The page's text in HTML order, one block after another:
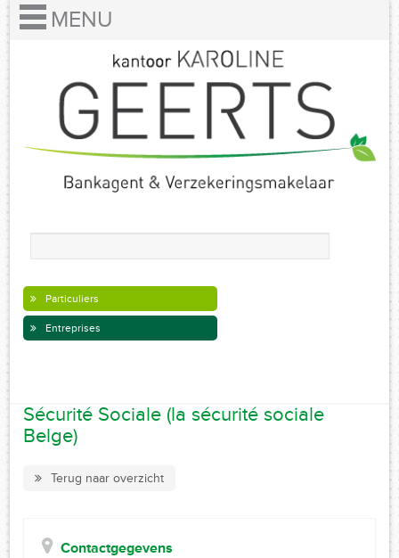
Particuliers
Entreprises
Sécurité Sociale (la sécurité sociale
Belge)
Terug naar overzicht
Contactgegevens